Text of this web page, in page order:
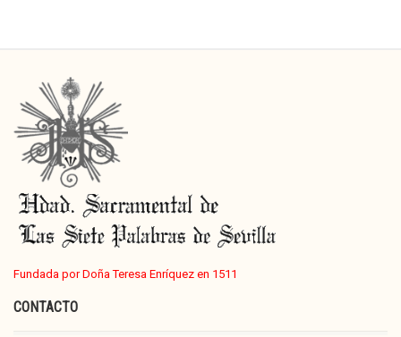
Fundada por Doña Teresa Enríquez en 1511
CONTACTO